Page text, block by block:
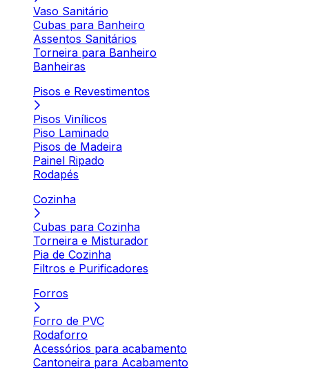
Vaso Sanitário
Cubas para Banheiro
Assentos Sanitários
Torneira para Banheiro
Banheiras
Pisos e Revestimentos
Pisos Vinílicos
Piso Laminado
Pisos de Madeira
Painel Ripado
Rodapés
Cozinha
Cubas para Cozinha
Torneira e Misturador
Pia de Cozinha
Filtros e Purificadores
Forros
Forro de PVC
Rodaforro
Acessórios para acabamento
Cantoneira para Acabamento